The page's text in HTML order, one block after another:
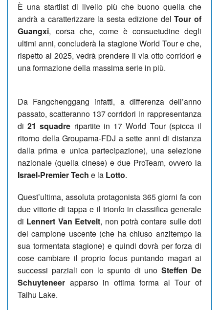
È una startlist di livello più che buono quella che
andrà a caratterizzare la sesta edizione delTour of
Guangxi, corsa che, come è consuetudine degli
ultimi anni, concluderà la stagione World Tour e che,
rispetto al 2025, vedrà prendere il via otto corridori e
una formazione della massima serie in più.
Da Fangchenggang infatti, a differenza dell’anno
passato, scatteranno 137 corridori in rappresentanza
di21 squadre ripartite in 17 World Tour (spicca il
ritorno della Groupama-FDJ a sette anni di distanza
dalla prima e unica partecipazione), una selezione
nazionale (quella cinese) e due ProTeam, ovvero la
Israel-Premier Tech e la Lotto.
Quest’ultima, assoluta protagonista 365 giorni fa con
due vittorie di tappa e il trionfo in classifica generale
di Lennert Van Eetvelt, non potrà contare sulle doti
del campione uscente (che ha chiuso anzitempo la
sua tormentata stagione) e quindi dovrà per forza di
cose cambiare il proprio focus puntando magari ai
successi parziali con lo spunto di uno Steffen De
Schuyteneer apparso in ottima forma al Tour of
Taihu Lake.